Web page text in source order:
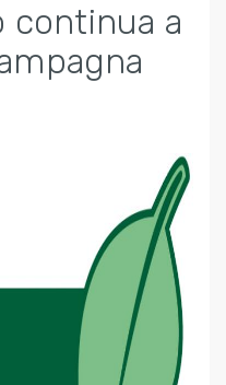
continua a